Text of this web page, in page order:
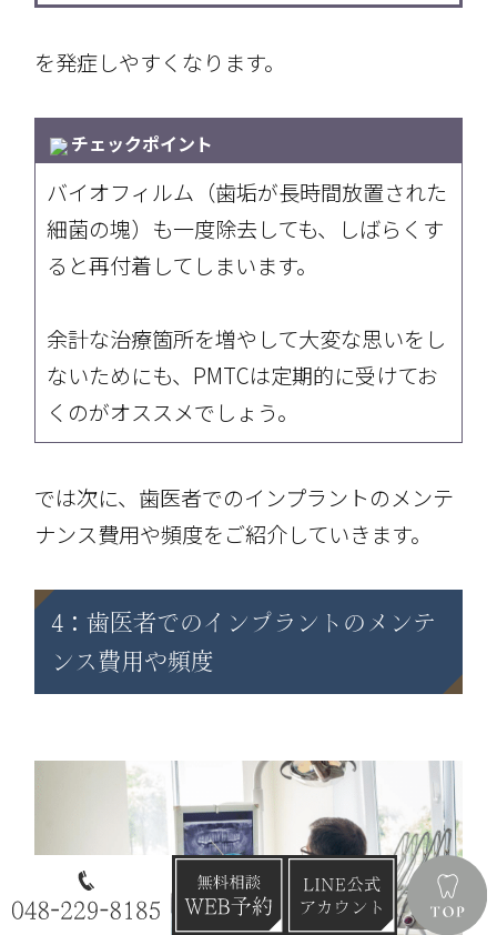
を発症しやすくなります。
チェックポイント
バイオフィルム（歯垢が長時間放置された
細菌の塊）も一度除去しても、しばらくす
ると再付着してしまいます。
余計な治療箇所を増やして大変な思いをし
ないためにも、PMTCは定期的に受けてお
くのがオススメでしょう。
では次に、歯医者でのインプラントのメンテ
ナンス費用や頻度をご紹介していきます。
4：歯医者でのインプラントのメンテ
ンス費用や頻度